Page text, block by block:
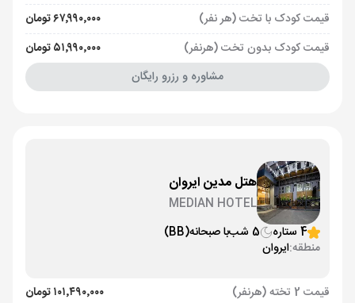
قیمت کودک با تخت (هر نفر)
۶۷٬۹۹۰٬۰۰۰ تومان
قیمت کودک بدون تخت (هرنفر)
۵۱٬۹۹۰٬۰۰۰ تومان
مشاوره و رزرو رایگان
هتل مدین ایروان
MEDIAN HOTEL
4 ستاره
5 شب با صبحانه(BB)
منطقه:ایروان
قیمت 2 تخته (هرنفر)
۱۰۱٬۴۹۰٬۰۰۰ تومان